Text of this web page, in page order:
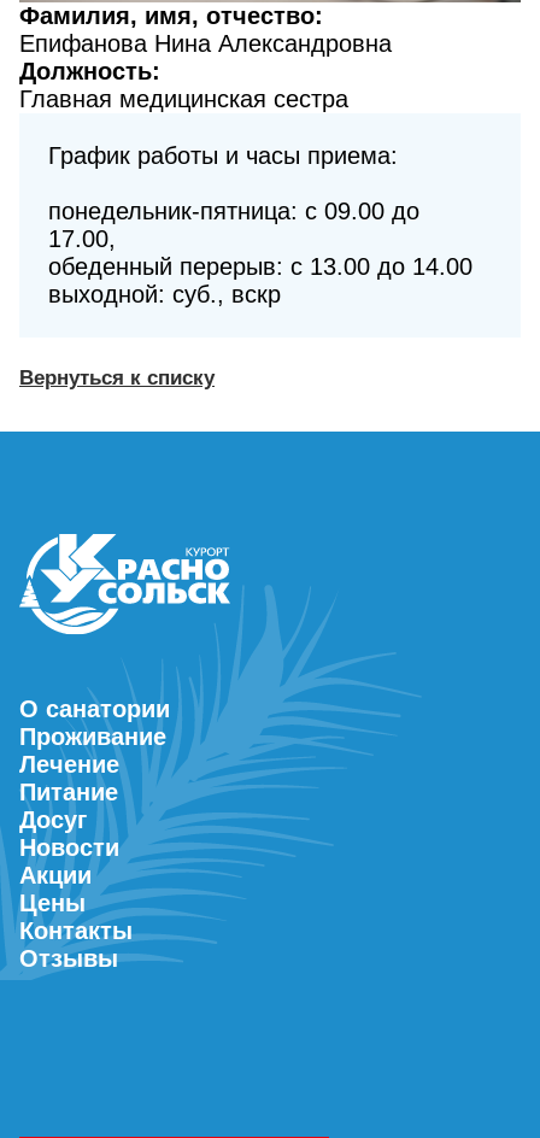
Фамилия, имя, отчество:
Епифанова Нина Александровна
Должность:
Главная медицинская сестра
График работы и часы приема:
понедельник-пятница: с 09.00 до
17.00,
обеденный перерыв: с 13.00 до 14.00
выходной: суб., вскр
Вернуться к списку
О санатории
Проживание
Лечение
Питание
Досуг
Новости
Акции
Цены
Контакты
Отзывы